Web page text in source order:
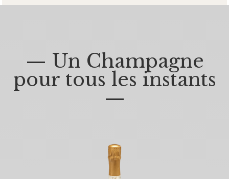
— Un Champagne
pour tous les instants
—